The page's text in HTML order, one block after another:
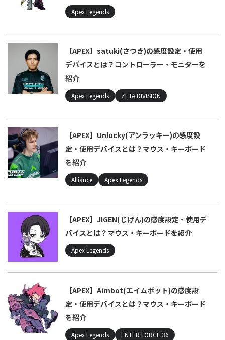
Apex Legends
【APEX】satuki(さつき)の感度設定・使用
デバイスとは？コントローラー・モニターを
紹介
Apex Legends ZETA DIVISION
【APEX】Unlucky(アンラッキー)の感度設
定・使用デバイスとは？マウス・キーボード
を紹介
Alliance Apex Legends
【APEX】JIGEN(じげん)の感度設定・使用デ
バイスとは？マウス・キーボードを紹介
Apex Legends
【APEX】Aimbot(エイムボット)の感度設
定・使用デバイスとは？マウス・キーボード
を紹介
Apex Legends
ENTER FORCE.36